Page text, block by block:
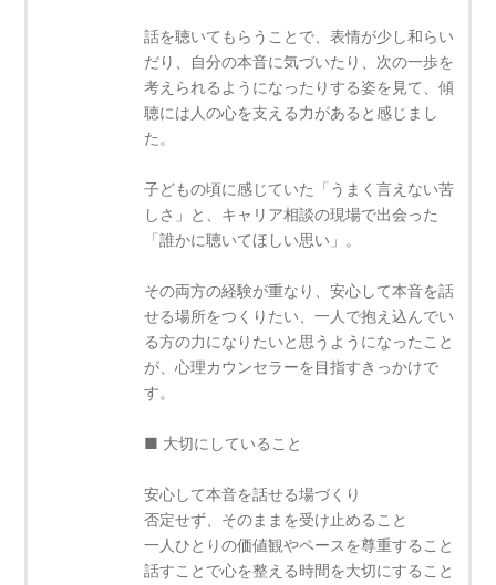
話を聴いてもらうことで、表情が少し和らい
だり、自分の本音に気づいたり、次の一歩を
考えられるようになったりする姿を見て、傾
聴には人の心を支える力があると感じまし
た。
子どもの頃に感じていた「うまく言えない苦
しさ」と、キャリア相談の現場で出会った
「誰かに聴いてほしい思い」。
その両方の経験が重なり、安心して本音を話
せる場所をつくりたい、一人で抱え込んでい
る方の力になりたいと思うようになったこと
が、心理カウンセラーを目指すきっかけで
す。
■ 大切にしていること
安心して本音を話せる場づくり
否定せず、そのままを受け止めること
一人ひとりの価値観やペースを尊重すること
話すことで心を整える時間を大切にすること